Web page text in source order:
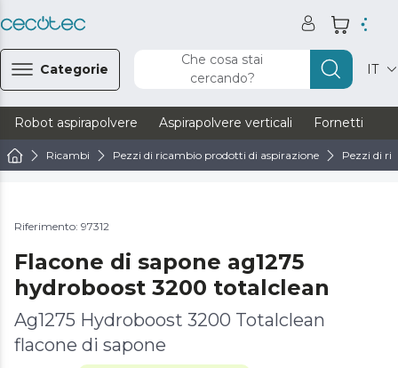
Categorie
Che cosa stai
cercando?
IT
Robot aspirapolvere Aspirapolvere verticali Fornetti
Ricambi Pezzi di ricambio prodotti di aspirazione Pezzi di
Riferimento: 97312
Flacone di sapone ag1275
hydroboost 3200 totalclean
Ag1275 Hydroboost 3200 Totalclean
flacone di sapone